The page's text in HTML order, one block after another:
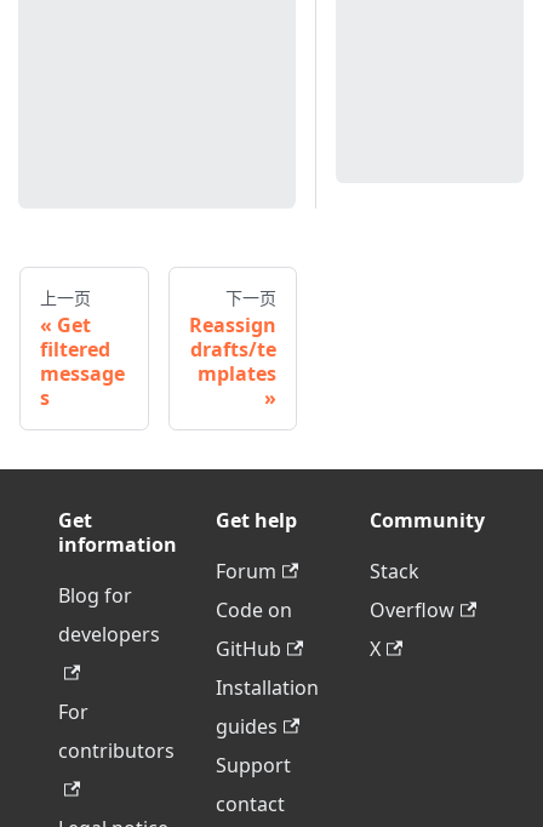
上一页
Get
filtered
message
s
下一页
Reassign
drafts/te
mplates
Get
information
Blog for
developers
For
contributors
Get help
Forum
Code on
GitHub
Installation
guides
Support
contact
Community
Stack
Overflow
X